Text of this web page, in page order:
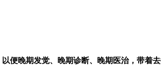
晚期发觉、晚期诊断、晚期医治，带着